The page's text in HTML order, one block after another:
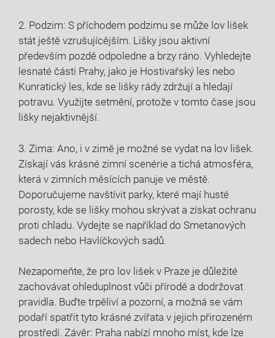
2. Podzim: S příchodem podzimu se může lov lišek
stát ještě vzrušujícějším. Lišky jsou aktivní
především pozdě odpoledne a brzy ráno. Vyhledejte
lesnaté části Prahy, jako je Hostivařský les nebo
Kunratický les, kde se lišky rády zdržují a hledají
potravu. Využijte setmění, protože v tomto čase jsou
lišky nejaktivnější.
3. Zima: Ano, i v zimě je možné se vydat na lov lišek.
Získají vás krásné zimní scenérie a tichá atmosféra,
která v zimních měsících panuje ve městě.
Doporučujeme navštívit parky, které mají husté
porosty, kde se lišky mohou skrývat a získat ochranu
proti chladu. Vydejte se například do Smetanových
sadech nebo Havlíčkových sadů.
Nezapomeňte, že pro lov lišek v Praze je důležité
zachovávat ohleduplnost vůči přírodě a dodržovat
pravidla. Buďte trpěliví a pozorní, a možná se vám
podaří spatřit tyto krásné zvířata v jejich přirozeném
prostředí. Závěr: Praha nabízí mnoho míst, kde lze